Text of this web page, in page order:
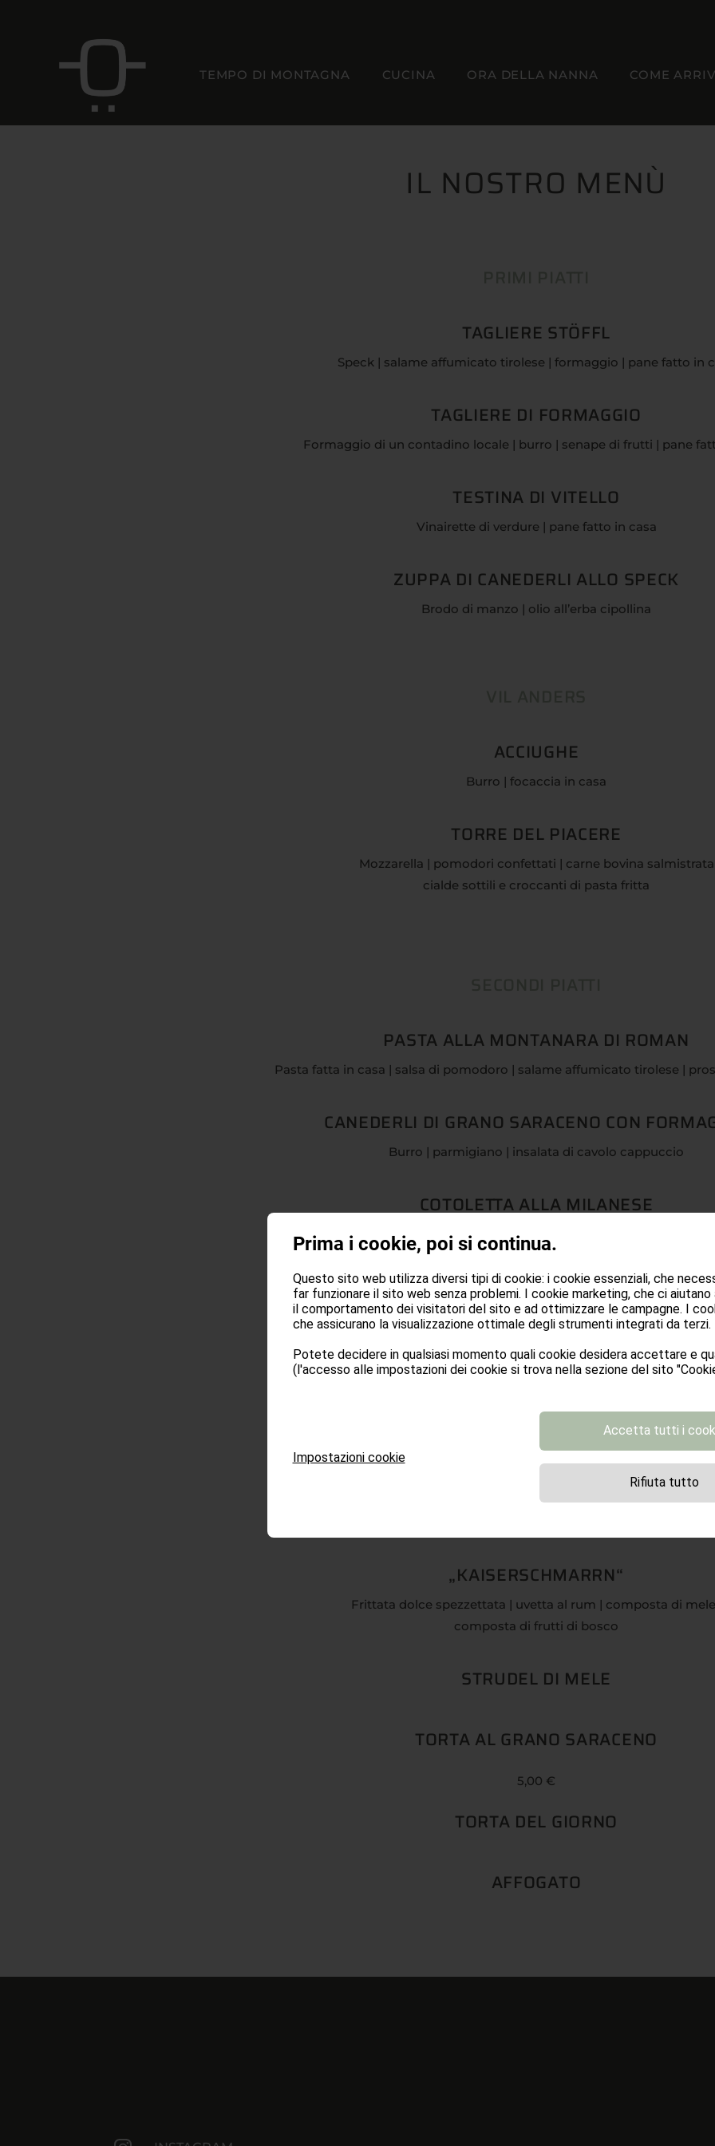
TEMPO DI MONTAGNA CUCINA ORA DELLA NANNA COME
IL NOSTRO MENÙ
TAGLIERE STÖFFL
Speck | salame affumicato tirolese | formaggio | pane fatto in
TAGLIERE DI FORMAGGIO
Formaggio di un contadino locale | burro | senape di frutti | pane
TESTINA DI VITELLO
Vinairette di verdure | pane fatto in casa
ZUPPA DI CANEDERLI ALLO SPECK
Brodo di manzo | olio all’erba cipollina
ACCIUGHE
Burro | focaccia in casa
TORRE DEL PIACERE
Mozzarella | pomodori confettati | carne bovina salmistrata
cialde sottili e croccanti di pasta fritta
PASTA ALLA MONTANARA DI ROMAN
Pasta fatta in casa | salsa di pomodoro | salame affumicato tirolese |
CANEDERLI DI GRANO SARACENO CON
Burro | parmigiano | insalata di cavolo cappuccio
COTOLETTA ALLA MILANESE
Cotoletta di maiale | mirtilli rossi
contorno: patate arroste, patate fritte o insalata
GULASCH DI MANZO
Cialde sottili e croccanti di pasta fritta | crauti della Val
„KAISERSCHMARRN“
Frittata dolce spezzettata | uvetta al rum | composta di
composta di frutti di bosco
STRUDEL DI MELE
TORTA AL GRANO SARACENO
5,00 €
TORTA DEL GIORNO
AFFOGATO
Prima i cookie, poi si continua.
Questo sito web utilizza diversi tipi di cookie: i cookie essenziali, che
far funzionare il sito web senza problemi. I cookie marketing, che ci aiutano
il comportamento dei visitatori del sito e ad ottimizzare le campagne. I
che assicurano la visualizzazione ottimale degli strumenti integrati da terzi.
Potete decidere in qualsiasi momento quali cookie desidera accettare e
(l'accesso alle impostazioni dei cookie si trova nella sezione del sito
Impostazioni cookie
Accetta tutti i
Rifiuta tutto